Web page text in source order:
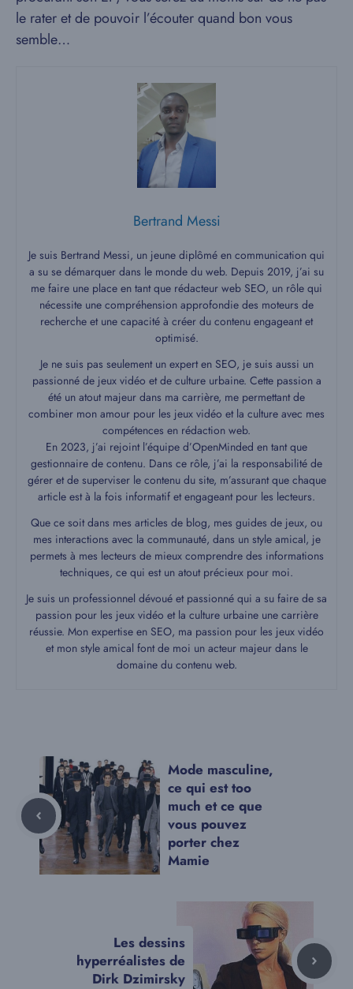
le rater et de pouvoir l’écouter quand bon vous
semble…
Bertrand Messi
Je suis Bertrand Messi, un jeune diplômé en communication qui
a su se démarquer dans le monde du web. Depuis 2019, j’ai su
me faire une place en tant que rédacteur web SEO, un rôle qui
nécessite une compréhension approfondie des moteurs de
recherche et une capacité à créer du contenu engageant et
optimisé.
Je ne suis pas seulement un expert en SEO, je suis aussi un
passionné de jeux vidéo et de culture urbaine. Cette passion a
été un atout majeur dans ma carrière, me permettant de
combiner mon amour pour les jeux vidéo et la culture avec mes
compétences en rédaction web.
En 2023, j’ai rejoint l’équipe d’OpenMinded en tant que
gestionnaire de contenu. Dans ce rôle, j’ai la responsabilité de
gérer et de superviser le contenu du site, m’assurant que chaque
article est à la fois informatif et engageant pour les lecteurs.
Que ce soit dans mes articles de blog, mes guides de jeux, ou
mes interactions avec la communauté, dans un style amical, je
permets à mes lecteurs de mieux comprendre des informations
techniques, ce qui est un atout précieux pour moi.
Je suis un professionnel dévoué et passionné qui a su faire de sa
passion pour les jeux vidéo et la culture urbaine une carrière
réussie. Mon expertise en SEO, ma passion pour les jeux vidéo
et mon style amical font de moi un acteur majeur dans le
domaine du contenu web.
Mode masculine,
ce qui est too
much et ce que
vous pouvez
porter chez
Mamie
Les dessins
hyperréalistes de
Dirk Dzimirsky